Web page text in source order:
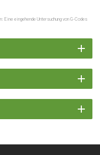
Eine eingehende Untersuchung von G-Codes